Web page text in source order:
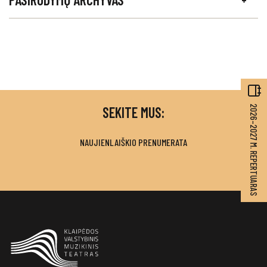
2026–2027 M. REPERTUARAS
SEKITE MUS:
NAUJIENLAIŠKIO PRENUMERATA